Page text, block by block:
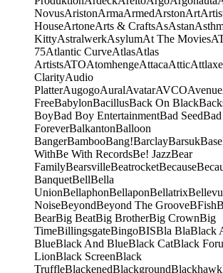
NovusAristonArmaArmedArstonArt
HouseArtoneArts & CraftsAsAstan
KittyAstralwerkAsylumAt The Movies
75Atlantic CurveAtlasAtlas
ArtistsATOAtomhengeAttacaAttic
ClarityAudio
PlatterAugogoAuralAvatarAVCOAvenue
FreeBabylonBacillusBack On Black
BoyBad Boy EntertainmentBad Seed
ForeverBalkantonBalloon
BangerBambooBang!BarclayBarsukBase
WithBe With RecordsBe! JazzBear
FamilyBearsvilleBeatrocketBecause
BanquetBellBella
UnionBellaphonBellaponBellatrix
NoiseBeyondBeyond The GrooveBFish
BearBig BeatBig BrotherBig CrownBig
TimeBillingsgateBingoBISBla BlaBlack
BlueBlack And BlueBlack CatBlack
LionBlack ScreenBlack
TruffleBlackenedBlackgroundBlackhawk